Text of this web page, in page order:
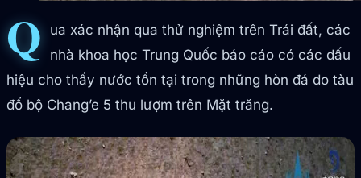
Q ua xác nhận qua thử nghiệm trên Trái đất, các
nhà khoa học Trung Quốc báo cáo có các dấu
hiệu cho thấy nước tồn tại trong những hòn đá do tàu
đổ bộ Chang’e 5 thu lượm trên Mặt trăng.